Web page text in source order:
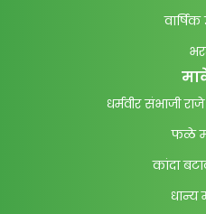
धर्मवीर संभाजी
फळे
कांदा
धान्य